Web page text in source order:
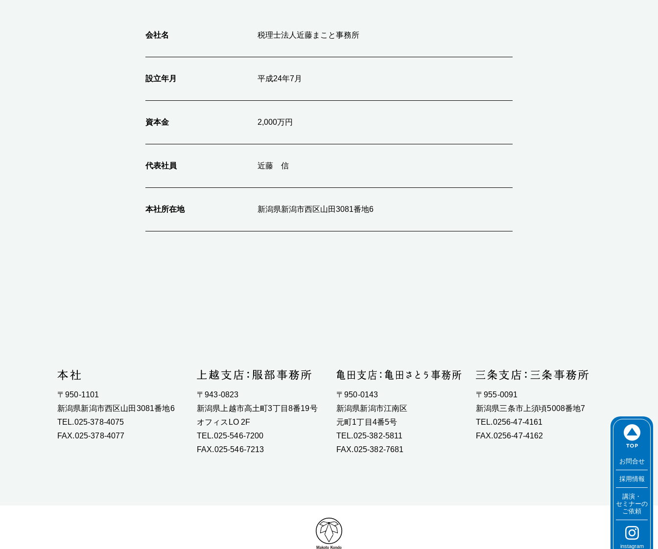
会社名 税理士法人近藤まこと事務所
設立年月 平成24年7月
資本金 2,000万円
代表社員 近藤 信
本社所在地 新潟県新潟市西区山田3081番地6
〒950-1101
新潟県新潟市西区山田3081番地6
TEL.025-378-4075
FAX.025-378-4077
〒943-0823
新潟県上越市高土町3丁目8番19号
オフィスLO 2F
TEL.025-546-7200
FAX.025-546-7213
〒950-0143
新潟県新潟市江南区
元町1丁目4番5号
TEL.025-382-5811
FAX.025-382-7681
〒955-0091
新潟県三条市上須頃5008番地7
TEL.0256-47-4161
FAX.0256-47-4162
お問合せ
採用情報
講演・
セミナーの
ご依頼
instagram